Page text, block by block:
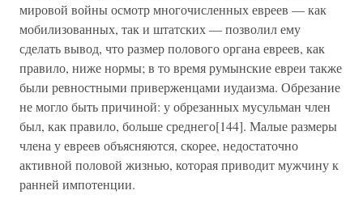
мировой войны осмотр многочисленных евреев — как
мобилизованных, так и штатских — позволил ему
сделать вывод, что размер полового органа евреев, как
правило, ниже нормы; в то время румынские евреи также
были ревностными приверженцами иудаизма. Обрезание
не могло быть причиной: у обрезанных мусульман член
был, как правило, больше среднего[144]. Малые размеры
члена у евреев объясняются, скорее, недостаточно
активной половой жизнью, которая приводит мужчину к
ранней импотенции.